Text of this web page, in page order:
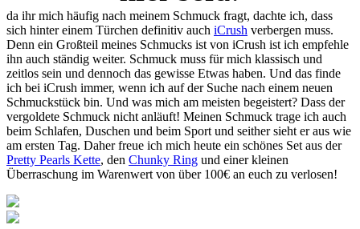
da ihr mich häufig nach meinem Schmuck fragt, dachte ich, dass
sich hinter einem Türchen definitiv auch iCrush verbergen muss.
Denn ein Großteil meines Schmucks ist von iCrush ist ich empfehle
ihn auch ständig weiter. Schmuck muss für mich klassisch und
zeitlos sein und dennoch das gewisse Etwas haben. Und das finde
ich bei iCrush immer, wenn ich auf der Suche nach einem neuen
Schmuckstück bin. Und was mich am meisten begeistert? Dass der
vergoldete Schmuck nicht anläuft! Meinen Schmuck trage ich auch
beim Schlafen, Duschen und beim Sport und seither sieht er aus wie
am ersten Tag. Daher freue ich mich heute ein schönes Set aus der
Pretty Pearls Kette, den Chunky Ring und einer kleinen
Überraschung im Warenwert von über 100€ an euch zu verlosen!